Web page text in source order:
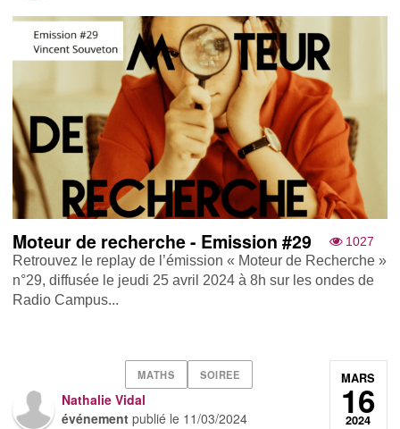
1027
Moteur de recherche - Emission #29
Retrouvez le replay de l’émission « Moteur de Recherche »
n°29, diffusée le jeudi 25 avril 2024 à 8h sur les ondes de
Radio Campus...
MATHS SOIREE
Nathalie Vidal
événement publié le 11/03/2024
MARS
16
2024